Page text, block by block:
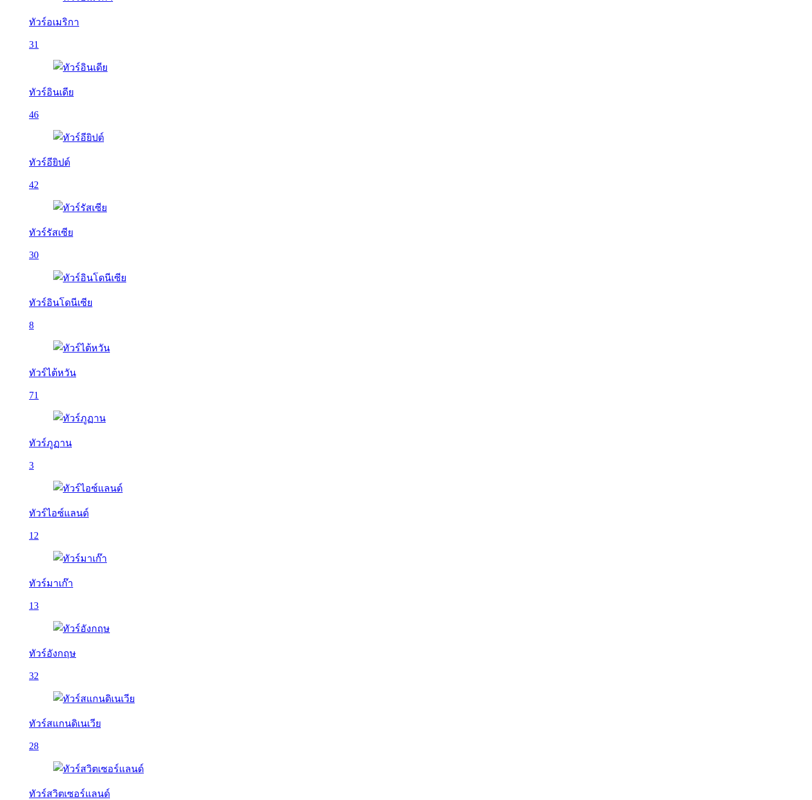
ทัวร์อเมริกา
31
ทัวร์อินเดีย
46
ทัวร์อียิปต์
42
ทัวร์รัสเซีย
30
ทัวร์อินโดนีเซีย
8
ทัวร์ไต้หวัน
71
ทัวร์ภูฏาน
3
ทัวร์ไอซ์แลนด์
12
ทัวร์มาเก๊า
13
ทัวร์อังกฤษ
32
ทัวร์สแกนดิเนเวีย
28
ทัวร์สวิตเซอร์แลนด์